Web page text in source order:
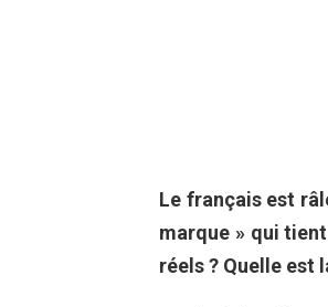
Le français est
marque » qui
réels ? Quelle est